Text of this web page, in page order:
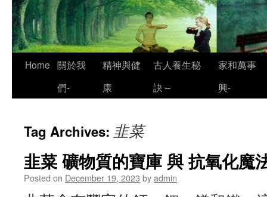
Skip
Home 關於我
們-
精神與健
康
古人養生秘
訣 –
家和萬事
興-
Tag Archives: 韭菜
韭菜 礦物質的寶庫 與 抗氧化魔
Posted on December 19, 2023 byadmin